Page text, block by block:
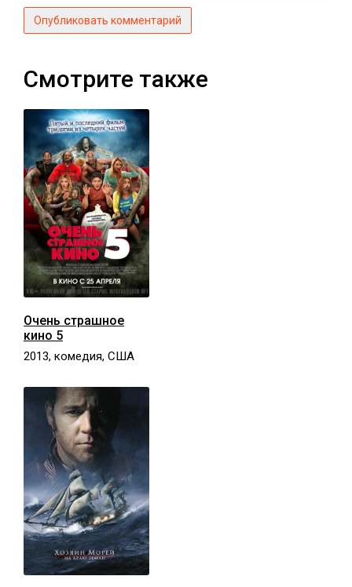
Опубликовать комментарий
Смотрите также
Очень страшное
кино 5
2013, комедия, США